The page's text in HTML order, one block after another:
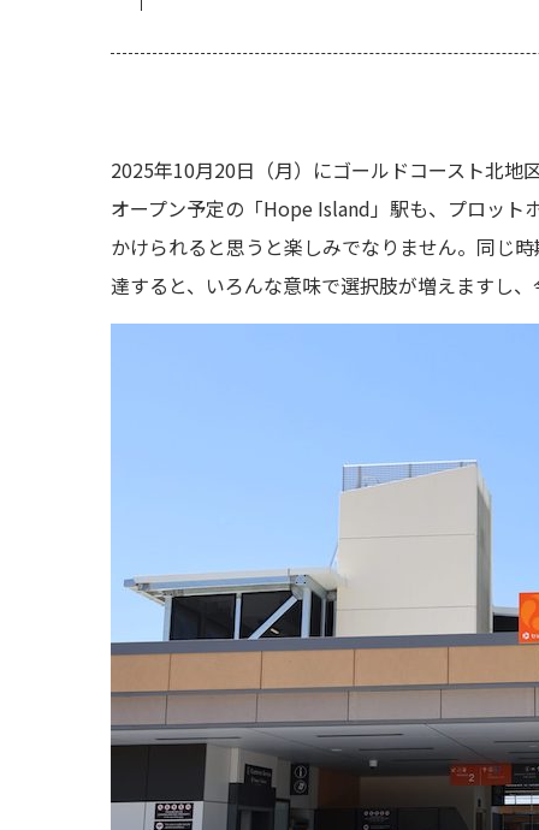
2025年10月20日（月）にゴールドコースト北
オープン予定の「Hope Island」駅も、プロット
かけられると思うと楽しみでなりません。同じ
達すると、いろんな意味で選択肢が増えますし